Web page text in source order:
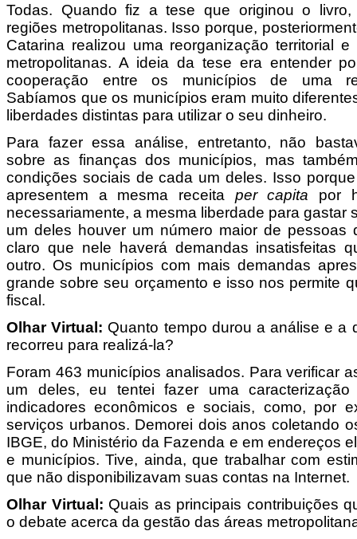
Todas. Quando fiz a tese que originou o
regiões metropolitanas. Isso porque,
Catarina realizou uma reorganização territorial
metropolitanas. A ideia da tese era entender
cooperação entre os municípios de uma
Sabíamos que os municípios eram muito
liberdades distintas para utilizar o seu dinheiro.
Para fazer essa análise, entretanto, não
sobre as finanças dos municípios, mas
condições sociais de cada um deles. Isso
apresentem a mesma receita per capita por
necessariamente, a mesma liberdade para gastar
um deles houver um número maior de pessoas
claro que nele haverá demandas insatisfeitas
outro. Os municípios com mais demandas
grande sobre seu orçamento e isso nos permite
fiscal.
Olhar Virtual: Quanto tempo durou a análise e a
recorreu para realizá-la?
Foram 463 municípios analisados. Para verificar
um deles, eu tentei fazer uma
indicadores econômicos e sociais, como, por
serviços urbanos. Demorei dois anos coletando
IBGE, do Ministério da Fazenda e em endereços
e municípios. Tive, ainda, que trabalhar com
que não disponibilizavam suas contas na Internet.
Olhar Virtual: Quais as principais contribuições
o debate acerca da gestão das áreas